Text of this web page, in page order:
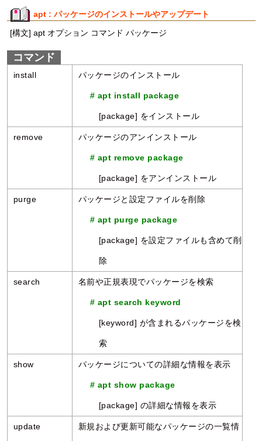
apt : パッケージのインストールやアップデート
[構文] apt オプション コマンド パッケージ
コマンド
install パッケージのインストール
# apt install package
[package] をインストール
remove パッケージのアンインストール
# apt remove package
[package] をアンインストール
purge パッケージと設定ファイルを削除
# apt purge package
[package] を設定ファイルも含めて削
除
search 名前や正規表現でパッケージを検索
# apt search keyword
[keyword] が含まれるパッケージを検
索
show パッケージについての詳細な情報を表示
# apt show package
[package] の詳細な情報を表示
update 新規および更新可能なパッケージの一覧情